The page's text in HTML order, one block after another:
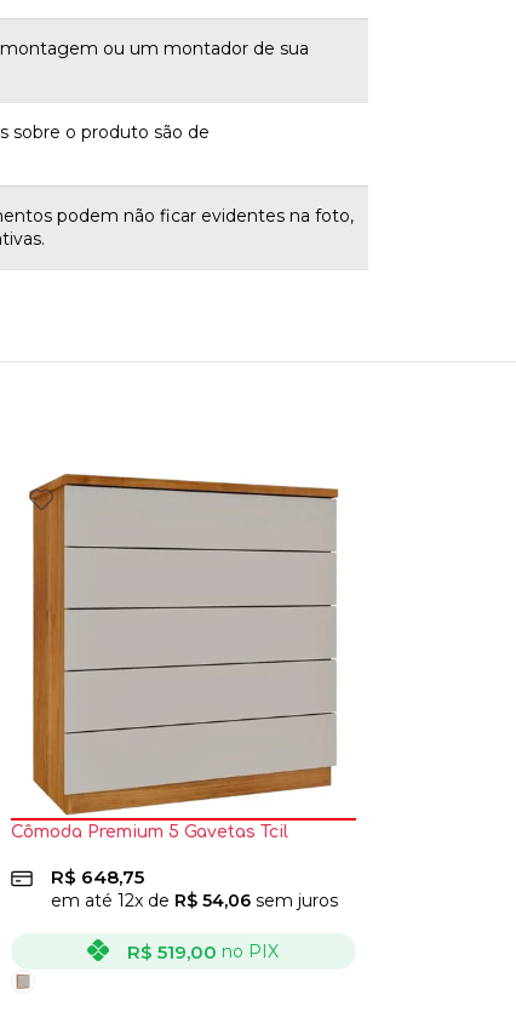
ou um montador de sua
sobre o produto são de
podem não ficar evidentes na foto,
Cômoda Premium 5 Gavetas Tcil
R$ 648,75
em até 12x de R$54,06sem juros
R$ 519,00 no PIX